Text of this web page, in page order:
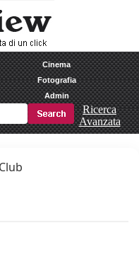
Cinema
Fotografia
Admin
Ricerca
Avanzata